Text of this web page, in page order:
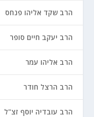
הרב שקד אליהו פנחס
הרב יעקב חיים סופר
הרב אליהו עמר
הרב הרצל חודר
הרב עובדיה יוסף זצ"ל